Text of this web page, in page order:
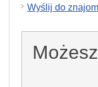
Wyślij do